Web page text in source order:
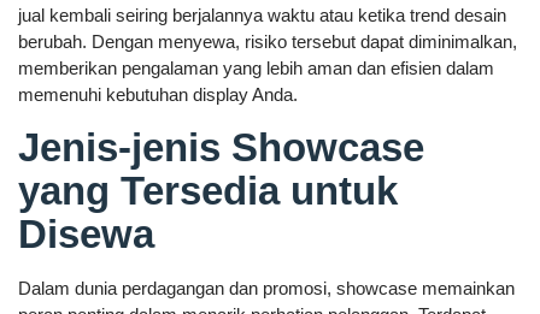
jual kembali seiring berjalannya waktu atau ketika trend desain
berubah. Dengan menyewa, risiko tersebut dapat diminimalkan,
memberikan pengalaman yang lebih aman dan efisien dalam
memenuhi kebutuhan display Anda.
Jenis-jenis Showcase
yang Tersedia untuk
Disewa
Dalam dunia perdagangan dan promosi, showcase memainkan